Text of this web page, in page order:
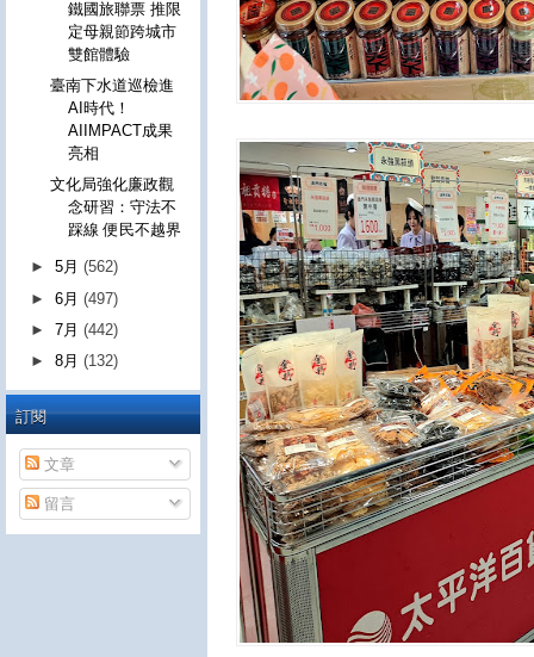
鐵國旅聯票 推限
定母親節跨城市
雙館體驗
臺南下水道巡檢進
AI時代！
AIIMPACT成果
亮相
文化局強化廉政觀
念研習：守法不
踩線 便民不越界
►5月(562)
►6月(497)
►7月(442)
►8月(132)
訂閱
文章
留言